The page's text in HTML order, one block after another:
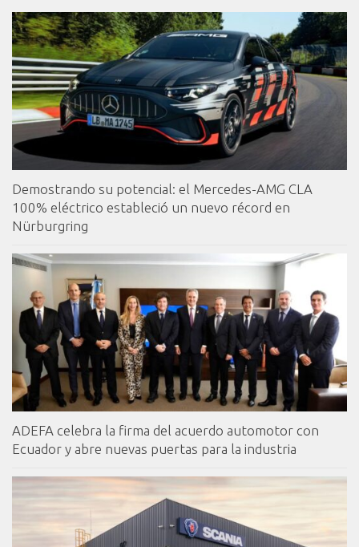
Demostrando su potencial: el Mercedes-AMG CLA
100% eléctrico estableció un nuevo récord en
Nürburgring
ADEFA celebra la firma del acuerdo automotor con
Ecuador y abre nuevas puertas para la industria